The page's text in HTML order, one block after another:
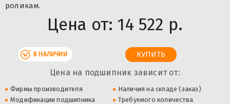
роликам.
Цена от: 14 522 р.
В НАЛИЧИИ
Цена на подшипник зависит от:
Фирмы производителя
Наличия на складе (заказ)
Модификации подшипника
Требуемого количества